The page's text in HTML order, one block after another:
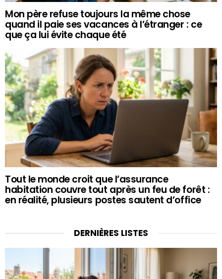
Mon père refuse toujours la même chose
quand il paie ses vacances à l’étranger : ce
que ça lui évite chaque été
Tout le monde croit que l’assurance
habitation couvre tout après un feu de forêt :
en réalité, plusieurs postes sautent d’office
DERNIÈRES LISTES